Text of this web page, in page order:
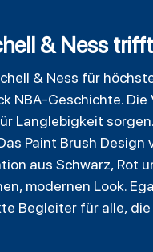
& Ness
& Ness für
NBA-Geschichte.
Langlebigkeit
Paint Brush
aus Schwarz, Rot
modernen Look.
Begleiter für alle,